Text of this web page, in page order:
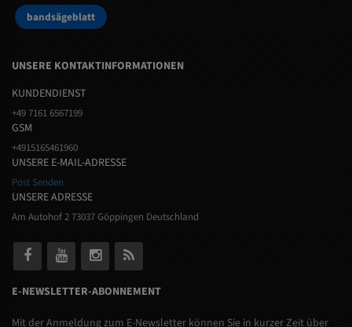
bandsägeblatt
UNSERE KONTAKTINFORMATIONEN
KUNDENDIENST
+49 7161 6567199
GSM
+4915165461960
UNSERE E-MAIL-ADRESSE
Post Senden
UNSERE ADRESSE
Am Autohof 2 73037 Göppingen Deutschland
E-NEWSLETTER-ABONNEMENT
Mit der Anmeldung zum E-Newsletter können Sie in kurzer Zeit über